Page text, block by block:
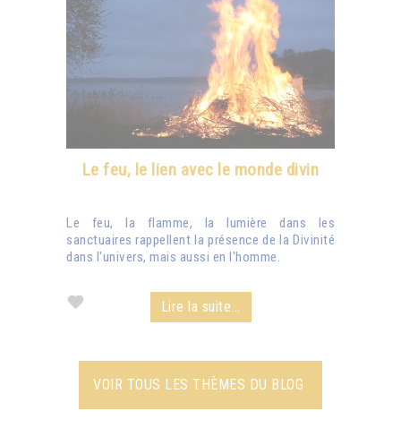
Le feu, le lien avec le monde divin
Le feu, la flamme, la lumière dans les
sanctuaires rappellent la présence de la Divinité
dans l'univers, mais aussi en l'homme.
Lire la suite...
VOIR TOUS LES THÈMES DU BLOG